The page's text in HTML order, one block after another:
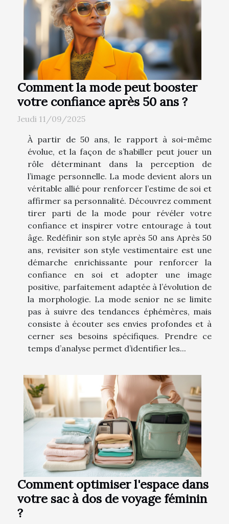
Comment la mode peut booster
votre confiance après 50 ans ?
Jeudi 11/09/2025
À partir de 50 ans, le rapport à soi-même
évolue, et la façon de s’habiller peut jouer un
rôle déterminant dans la perception de
l’image personnelle. La mode devient alors un
véritable allié pour renforcer l’estime de soi et
affirmer sa personnalité. Découvrez comment
tirer parti de la mode pour révéler votre
confiance et inspirer votre entourage à tout
âge. Redéfinir son style après 50 ans Après 50
ans, revisiter son style vestimentaire est une
démarche enrichissante pour renforcer la
confiance en soi et adopter une image
positive, parfaitement adaptée à l’évolution de
la morphologie. La mode senior ne se limite
pas à suivre des tendances éphémères, mais
consiste à écouter ses envies profondes et à
cerner ses besoins spécifiques. Prendre ce
temps d’analyse permet d’identifier les...
Comment optimiser l'espace dans
votre sac à dos de voyage féminin
?